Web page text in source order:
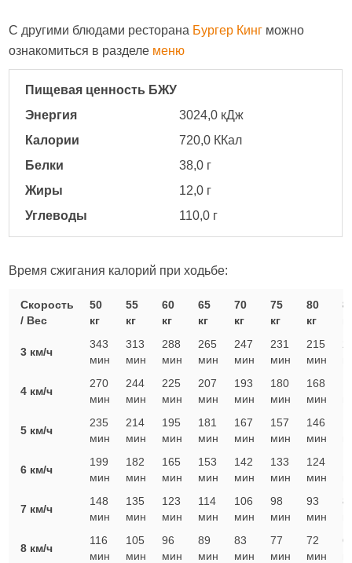
С другими блюдами ресторана Бургер Кинг можно
ознакомиться в разделе меню
Пищевая ценность БЖУ
Энергия
3024,0 кДж
Калории
720,0 ККал
Белки
38,0 г
Жиры
12,0 г
Углеводы
110,0 г
Время сжигания калорий при ходьбе:
Скорость
/ Вес
50
кг
55
кг
60
кг
65
кг
70
кг
75
кг
80
кг
3 км/ч
343
мин
313
мин
288
мин
265
мин
247
мин
231
мин
215
мин
4 км/ч
270
мин
244
мин
225
мин
207
мин
193
мин
180
мин
168
мин
5 км/ч
235
мин
214
мин
195
мин
181
мин
167
мин
157
мин
146
мин
6 км/ч
199
мин
182
мин
165
мин
153
мин
142
мин
133
мин
124
мин
7 км/ч
148
мин
135
мин
123
мин
114
мин
106
мин
98
мин
93
мин
8 км/ч
116
мин
105
мин
96
мин
89
мин
83
мин
77
мин
72
мин